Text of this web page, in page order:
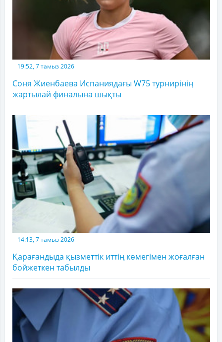
19:52, 7 тамыз 2026
Соня Жиенбаева Испаниядағы W75 турнирінің
жартылай финалына шықты
14:13, 7 тамыз 2026
Қарағандыда қызметтік иттің көмегімен жоғалған
бойжеткен табылды